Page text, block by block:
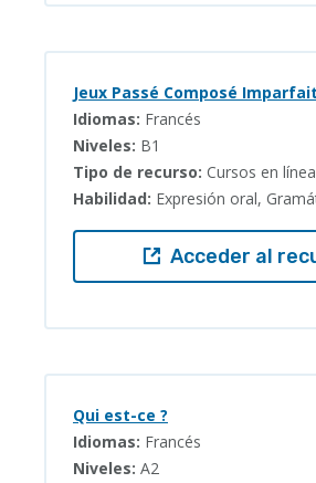
Jeux Passé Composé Imparfait
Idiomas: Francés
Niveles: B1
Tipo de recurso: Cursos en línea
Habilidad: Expresión oral,
Acceder al
Qui est-ce ?
Idiomas: Francés
Niveles: A2